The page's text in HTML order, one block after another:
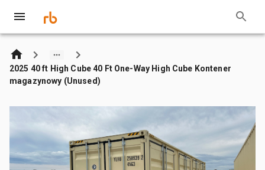
2025 40 ft High Cube 40 Ft One-Way High Cube Kontener
magazynowy (Unused)